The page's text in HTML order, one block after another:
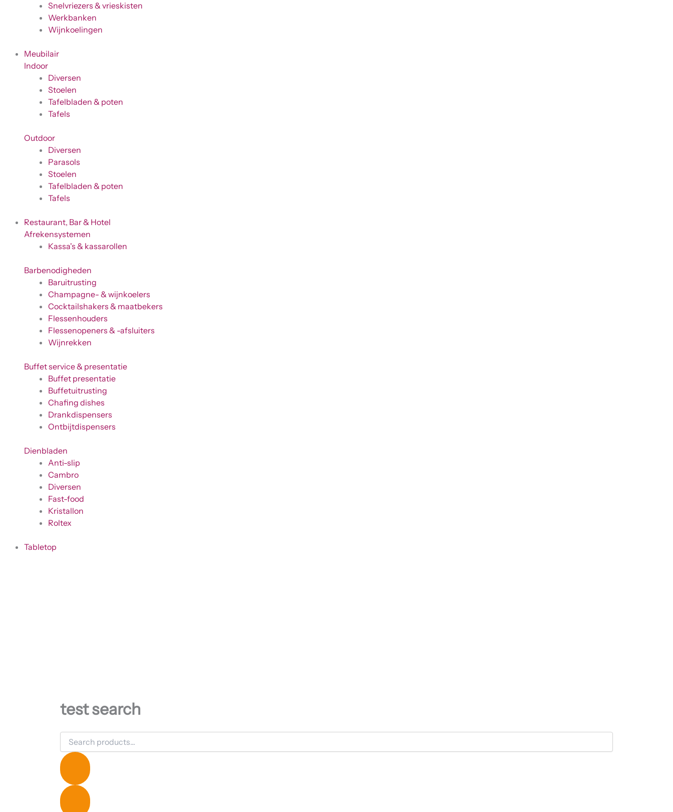
Snelvriezers & vrieskisten
Werkbanken
Wijnkoelingen
Meubilair
Indoor
Diversen
Stoelen
Tafelbladen & poten
Tafels
Outdoor
Diversen
Parasols
Stoelen
Tafelbladen & poten
Tafels
Restaurant, Bar & Hotel
Afrekensystemen
Kassa's & kassarollen
Barbenodigheden
Baruitrusting
Champagne- & wijnkoelers
Cocktailshakers & maatbekers
Flessenhouders
Flessenopeners & -afsluiters
Wijnrekken
Buffet service & presentatie
Buffet presentatie
Buffetuitrusting
Chafing dishes
Drankdispensers
Ontbijtdispensers
Dienbladen
Anti-slip
Cambro
Diversen
Fast-food
Kristallon
Roltex
Tabletop
test search